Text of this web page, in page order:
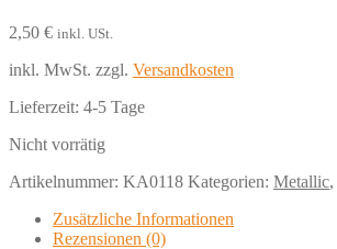
2,50 € inkl. USt.
inkl. MwSt. zzgl. Versandkosten
Lieferzeit: 4-5 Tage
Nicht vorrätig
Artikelnummer: KA0118 Kategorien: Metallic,
Zusätzliche Informationen
Rezensionen (0)